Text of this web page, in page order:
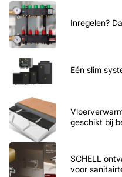
Inregelen?
Eén slim
geschikt bij
SCHELL
voor